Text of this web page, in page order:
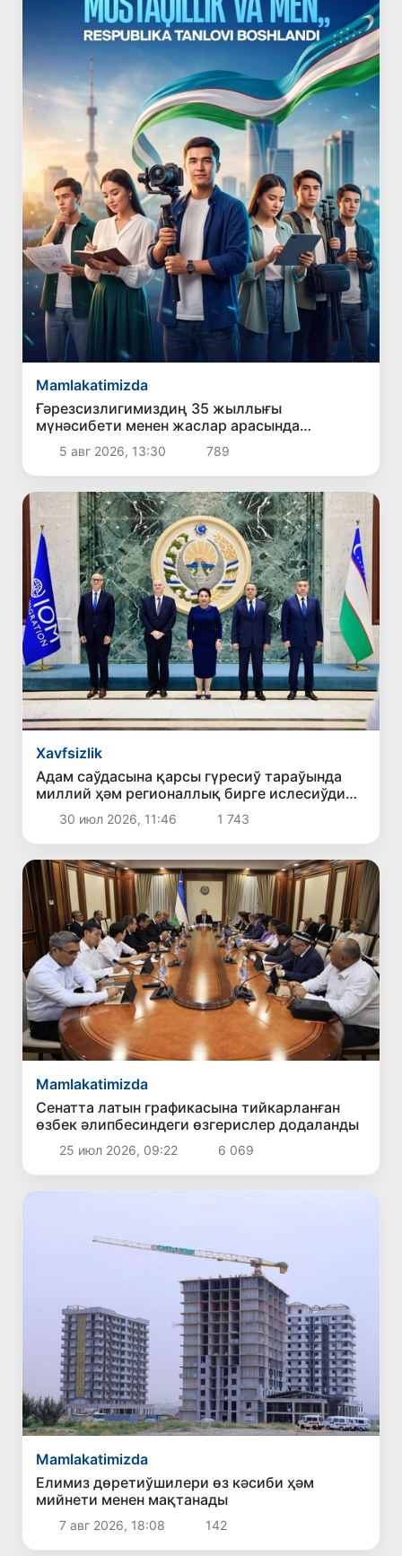
Mamlakatimizda
Ғәрезсизлигимиздиң 35 жыллығы
мүнәсибети менен жаслар арасында
дөретиўшилик таңлаў жәрияланды
5 авг 2026, 13:30 789
Xavfsizlik
Адам саўдасына қарсы гүресиў тараўында
миллий ҳәм регионаллық бирге ислесиўдиң
жаңа тийкарғы бағдарлары белгилеп алынды
30 июл 2026, 11:46 1 743
Mamlakatimizda
Сенатта латын графикасына тийкарланған
өзбек әлипбесиндеги өзгерислер додаланды
25 июл 2026, 09:22 6 069
Mamlakatimizda
Елимиз дөретиўшилери өз кәсиби ҳәм
мийнети менен мақтанады
7 авг 2026, 18:08 142